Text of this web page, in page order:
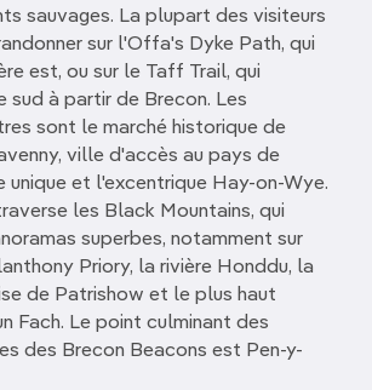
sauvages. La plupart des visiteurs
sur l'Offa's Dyke Path, qui
est, ou sur le Taff Trail, qui
sud à partir de Brecon. Les
sont le marché historique de
ville d'accès au pays de
unique et l'excentrique Hay-on-Wye.
les Black Mountains, qui
superbes, notamment sur
Priory, la rivière Honddu, la
de Patrishow et le plus haut
Fach. Le point culminant des
des Brecon Beacons est Pen-y-